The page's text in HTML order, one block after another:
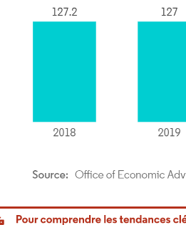
Intelligence. La réutilisation nécessite une